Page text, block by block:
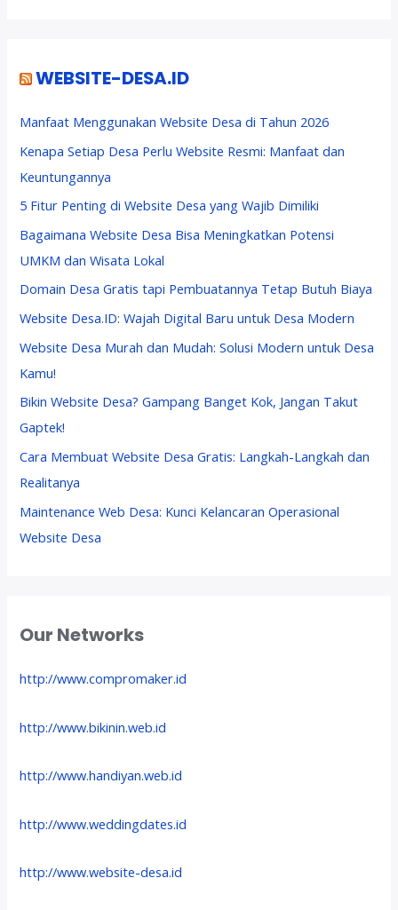
WEBSITE-DESA.ID
Manfaat Menggunakan Website Desa di Tahun 2026
Kenapa Setiap Desa Perlu Website Resmi: Manfaat dan
Keuntungannya
5 Fitur Penting di Website Desa yang Wajib Dimiliki
Bagaimana Website Desa Bisa Meningkatkan Potensi
UMKM dan Wisata Lokal
Domain Desa Gratis tapi Pembuatannya Tetap Butuh Biaya
Website Desa.ID: Wajah Digital Baru untuk Desa Modern
Website Desa Murah dan Mudah: Solusi Modern untuk Desa
Kamu!
Bikin Website Desa? Gampang Banget Kok, Jangan Takut
Gaptek!
Cara Membuat Website Desa Gratis: Langkah-Langkah dan
Realitanya
Maintenance Web Desa: Kunci Kelancaran Operasional
Website Desa
Our Networks
http://www.compromaker.id
http://www.bikinin.web.id
http://www.handiyan.web.id
http://www.weddingdates.id
http://www.website-desa.id